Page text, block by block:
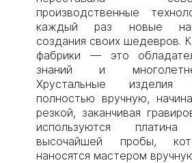
производственные
каждый раз новые
создания своих шедевров.
фабрики — это
знаний и
Хрустальные изделия
полностью вручную,
резкой, заканчивая
используются
высочайшей пробы,
наносятся мастером